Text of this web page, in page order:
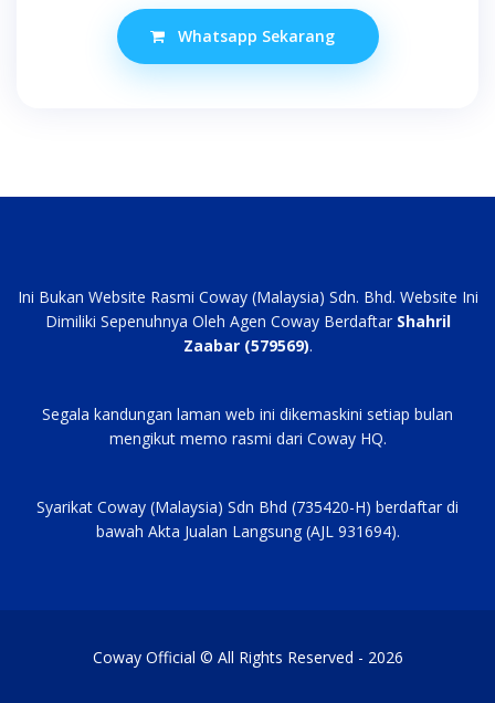
was:
RM100.00.
is:
RM60.00.
Whatsapp Sekarang
Ini Bukan Website Rasmi Coway (Malaysia) Sdn. Bhd. Website Ini
Dimiliki Sepenuhnya Oleh Agen Coway Berdaftar Shahril
Zaabar (579569).
Segala kandungan laman web ini dikemaskini setiap bulan
mengikut memo rasmi dari Coway HQ.
Syarikat Coway (Malaysia) Sdn Bhd (735420-H) berdaftar di
bawah Akta Jualan Langsung (AJL 931694).
Coway Official © All Rights Reserved - 2026